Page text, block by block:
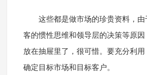
这些都是做市场的珍贵资料，
客的惯性思维和领导层的决策等原
放在抽屉里了，很可惜。要充分利
确定目标市场和目标客户。